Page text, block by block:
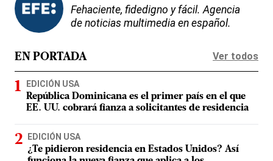
Fehaciente, fidedigno y fácil. Agencia
de noticias multimedia en español.
EN PORTADA Ver todos
EDICIÓN USA
República Dominicana es el primer país en el que
EE. UU. cobrará fianza a solicitantes de residencia
EDICIÓN USA
¿Te pidieron residencia en Estados Unidos? Así